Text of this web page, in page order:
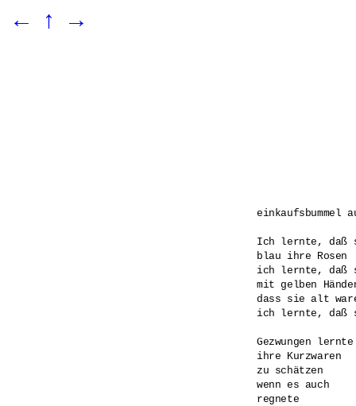
← ↑ →
einkaufsbummel
Ich lernte, daß
blau ihre Rosen
ich lernte, daß
mit gelben
dass sie alt
ich lernte, daß
Gezwungen
ihre Kurzwaren
zu schätzen
wenn es auch
regnete